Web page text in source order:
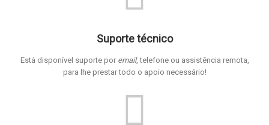
Suporte técnico
Está disponível suporte por email, telefone ou assistência remota,
para lhe prestar todo o apoio necessário!